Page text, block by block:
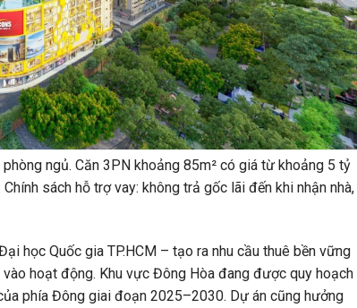
ngủ. Căn 3PN khoảng 85m² có giá từ khoảng 5 tỷ
sách hỗ trợ vay: không trả gốc lãi đến khi nhận nhà,
học Quốc gia TP.HCM – tạo ra nhu cầu thuê bền vững
hoạt động. Khu vực Đông Hòa đang được quy hoạch
phía Đông giai đoạn 2025–2030. Dự án cũng hưởng